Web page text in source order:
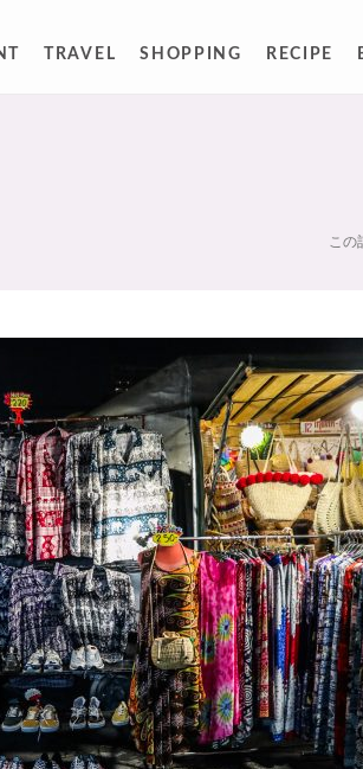
TRAVEL SHOPPING RECIPE
この